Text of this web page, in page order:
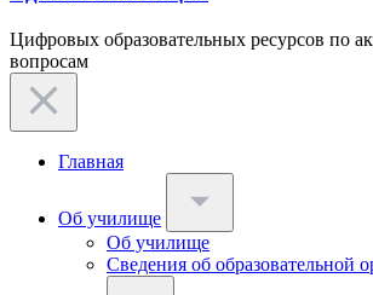
Цифровых образовательных ресурсов по
вопросам
Главная
Об училище
Об училище
Сведения об образовательной